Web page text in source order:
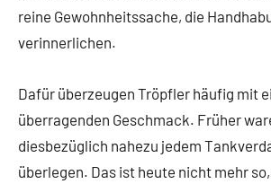
reine Gewohnheitssache, die
verinnerlichen.
Dafür überzeugen Tröpfler häufig mit
überragenden Geschmack. Früher
diesbezüglich nahezu jedem
überlegen. Das ist heute nicht mehr